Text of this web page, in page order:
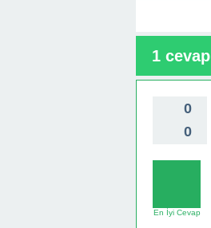
1 cevap
0
0
En İyi Cevap